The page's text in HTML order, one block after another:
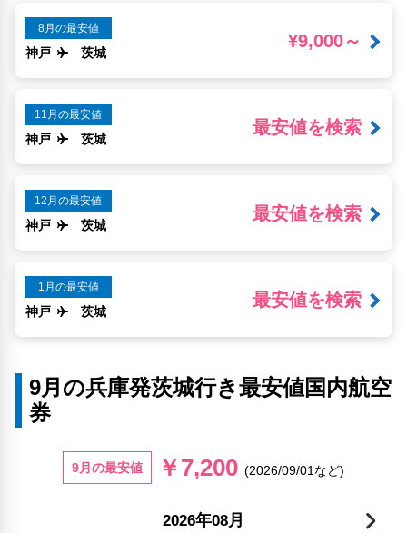
8月の最安値
神戸 茨城
¥9,000～
11月の最安値
神戸 茨城
最安値を検索
12月の最安値
神戸 茨城
最安値を検索
1月の最安値
神戸 茨城
最安値を検索
9月の兵庫発茨城行き最安値国内航空
券
9月の最安値 ￥7,200 (2026/09/01など)
2026年08月